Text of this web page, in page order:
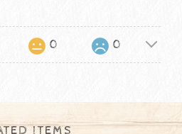
0 0
ITEMS